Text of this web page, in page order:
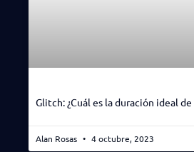
Glitch: ¿Cuál es la duración ideal
Alan Rosas 4 octubre, 2023